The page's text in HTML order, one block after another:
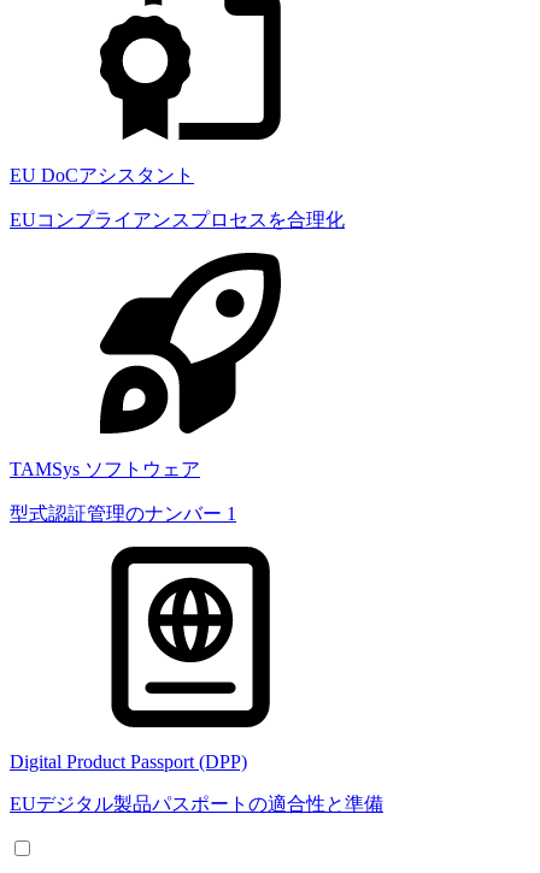
EU DoCアシスタント
EUコンプライアンスプロセスを合理化
TAMSys ソフトウェア
型式認証管理のナンバー 1
Digital Product Passport (DPP)
EUデジタル製品パスポートの適合性と準備